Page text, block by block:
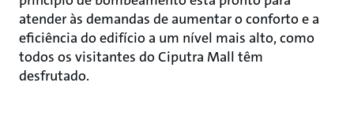
atender às demandas de aumentar o conforto e a
eficiência do edifício a um nível mais alto, como
todos os visitantes do Ciputra Mall têm
desfrutado.